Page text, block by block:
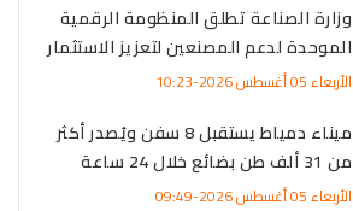
وزارة الصناعة تطلق المنظومة الرقمية
الموحدة لدعم المصنعين لتعزيز الاستثمار
الأربعاء 05 أغسطس 2026-10:23
ميناء دمياط يستقبل 8 سفن ويُصدر أكثر
من 31 ألف طن بضائع خلال 24 ساعة
الأربعاء 05 أغسطس 2026-09:49